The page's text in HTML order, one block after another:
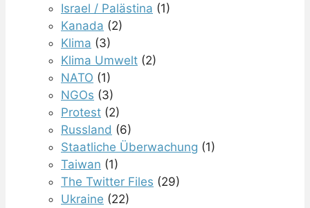
Israel / Palästina (1)
Kanada (2)
Klima (3)
Klima Umwelt (2)
NATO (1)
NGOs (3)
Protest (2)
Russland (6)
Staatliche Überwachung (1)
Taiwan (1)
The Twitter Files (29)
Ukraine (22)